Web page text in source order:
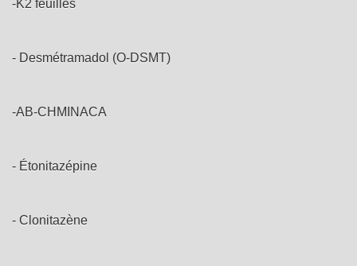
-K2 feuilles
- Desmétramadol (O-DSMT)
-AB-CHMINACA
- Étonitazépine
- Clonitazène